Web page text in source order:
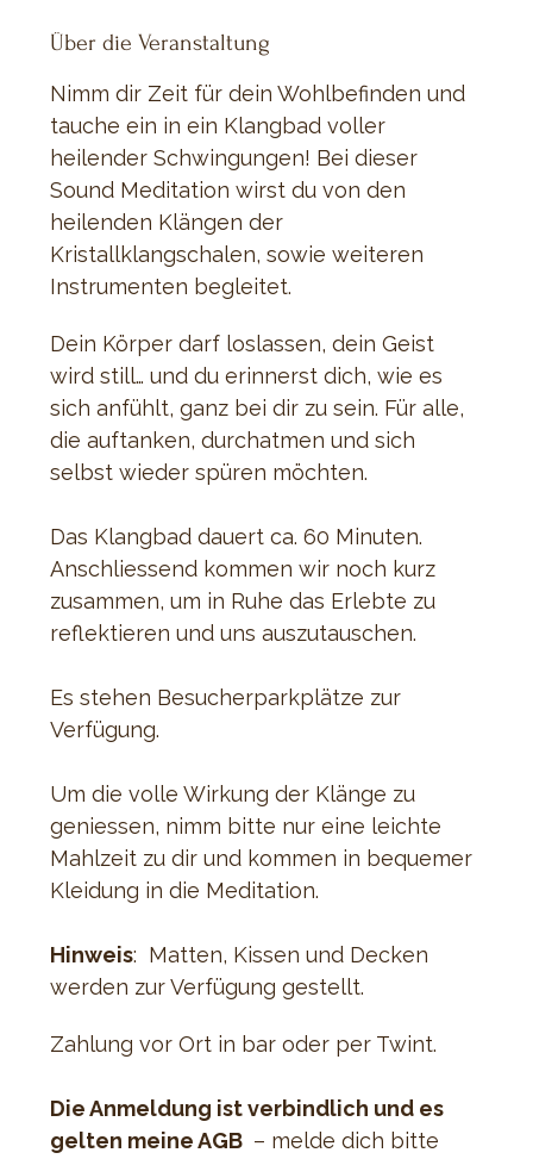
Über die Veranstaltung
Nimm dir Zeit für dein Wohlbefinden und
tauche ein in ein Klangbad voller
heilender Schwingungen! Bei dieser
Sound Meditation wirst du von den
heilenden Klängen der
Kristallklangschalen, sowie weiteren
Instrumenten begleitet.
Dein Körper darf loslassen, dein Geist
wird still… und du erinnerst dich, wie es
sich anfühlt, ganz bei dir zu sein. Für alle,
die auftanken, durchatmen und sich
selbst wieder spüren möchten.
Das Klangbad dauert ca. 60 Minuten.
Anschliessend kommen wir noch kurz
zusammen, um in Ruhe das Erlebte zu
reflektieren und uns auszutauschen.
Es stehen Besucherparkplätze zur
Verfügung.
Um die volle Wirkung der Klänge zu
geniessen, nimm bitte nur eine leichte
Mahlzeit zu dir und kommen in bequemer
Kleidung in die Meditation.
Hinweis:  Matten, Kissen und Decken
werden zur Verfügung gestellt.
Zahlung vor Ort in bar oder per Twint.
Die Anmeldung ist verbindlich und es
gelten meine AGB – melde dich bitte